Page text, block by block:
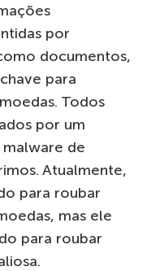
por
documentos,
para
Todos
por um
de
Atualmente,
para roubar
mas ele
para roubar